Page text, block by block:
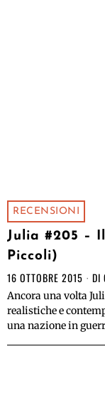
RECENSIONI
Julia #205 –
Piccoli)
16 OTTOBRE 2015 DI
Ancora una volta
realistiche e
una nazione in